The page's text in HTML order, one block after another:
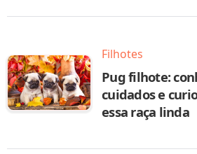
Filhotes
Pug filhote:
cuidados e
essa raça linda